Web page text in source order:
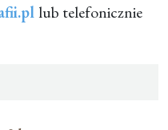
lub telefonicznie